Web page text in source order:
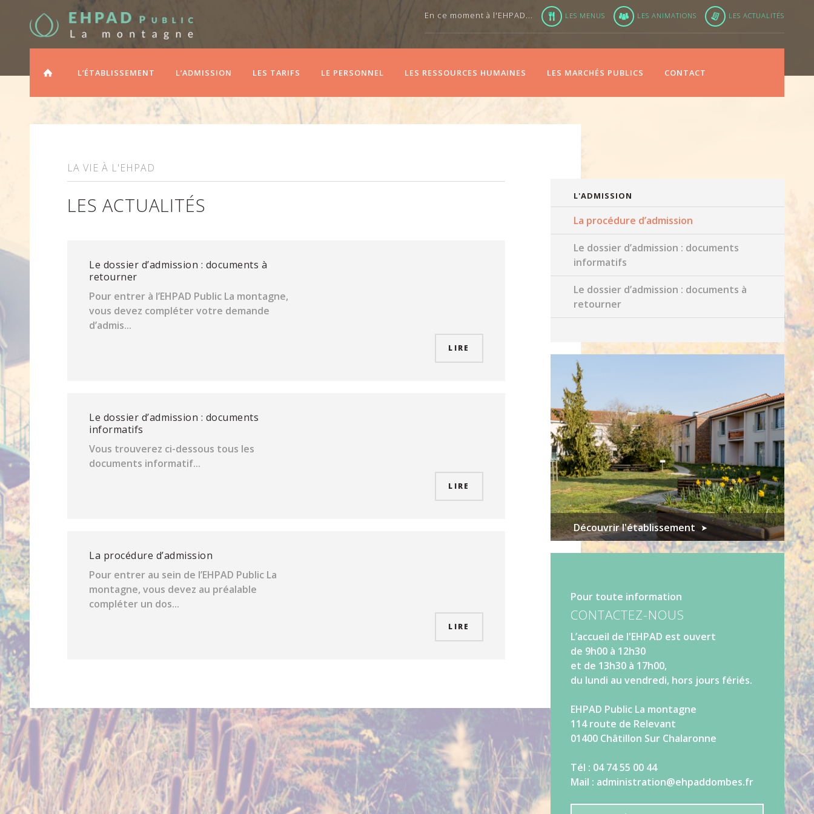
En ce moment à l'EHPAD... LES MENUS LES ANIMATIONS LES ACTUALITÉS
ACCUEIL L’ÉTABLISSEMENT L’ADMISSION LES TARIFS LE PERSONNEL LES RESSOURCES HUMAINES LES MARCHÉS PUBLICS CONTACT
LA VIE À L'EHPAD
LES ACTUALITÉS
Le dossier d’admission : documents à
retourner
Pour entrer à l’EHPAD Public La montagne,
vous devez compléter votre demande
d’admis...
LIRE
Le dossier d’admission : documents
informatifs
Vous trouverez ci-dessous tous les
documents informatif...
LIRE
La procédure d’admission
Pour entrer au sein de l’EHPAD Public La
montagne, vous devez au préalable
compléter un dos...
LIRE
L'ADMISSION
La procédure d’admission
Le dossier d’admission : documents
informatifs
Le dossier d’admission : documents à
retourner
Découvrir l'établissement
Pour toute information
CONTACTEZ-NOUS
L’accueil de l'EHPAD est ouvert
de 9h00 à 12h30
et de 13h30 à 17h00,
du lundi au vendredi, hors jours fériés.
EHPAD Public La montagne
114 route de Relevant
01400 Châtillon Sur Chalaronne
Tél : 04 74 55 00 44
Mail : administration@ehpaddombes.fr